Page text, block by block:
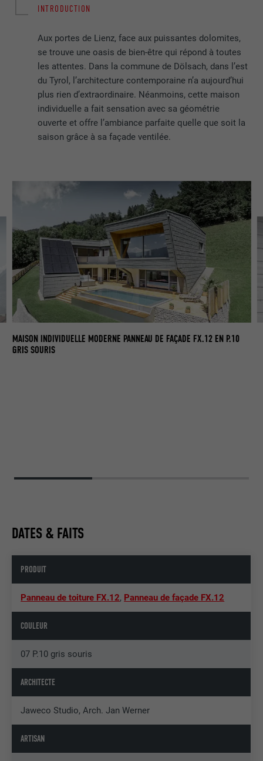
INTRODUCTION
Aux portes de Lienz, face aux puissantes dolomites,
se trouve une oasis de bien-être qui répond à toutes
les attentes. Dans la commune de Dölsach, dans l’est
du Tyrol, l’architecture contemporaine n’a aujourd’hui
plus rien d’extraordinaire. Néanmoins, cette maison
individuelle a fait sensation avec sa géométrie
ouverte et offre l’ambiance parfaite quelle que soit la
saison grâce à sa façade ventilée.
MAISON INDIVIDUELLE MODERNE PANNEAU DE FAÇADE FX.12 EN P.10
GRIS SOURIS
DATES & FAITS
PRODUIT
Panneau de toiture FX.12, Panneau de façade FX.12
COULEUR
07 P.10 gris souris
ARCHITECTE
Jaweco Studio, Arch. Jan Werner
ARTISAN